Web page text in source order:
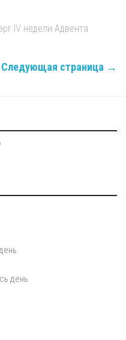
IV недели Адвента
Следующая страница →
день